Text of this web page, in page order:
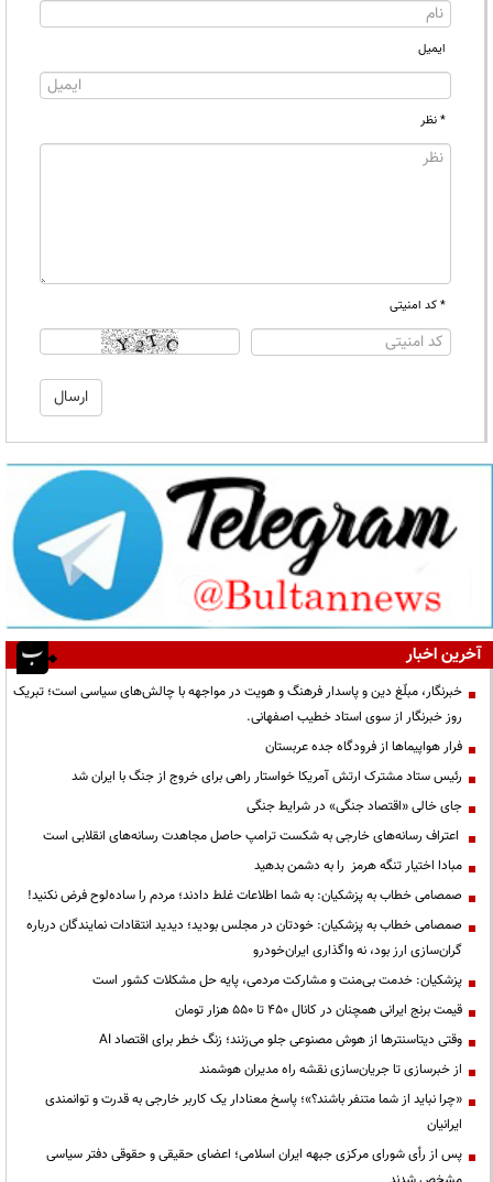
ایمیل
* نظر
* کد امنیتی
آخرین اخبار
خبرنگار، مبلّغ دین و پاسدار فرهنگ و هویت در مواجهه با چالش‌های سیاسی است؛ تبریک
روز خبرنگار از سوی استاد خطیب اصفهانی.
فرار هواپیماها از فرودگاه جده عربستان
رئیس ستاد مشترک ارتش آمریکا خواستار راهی برای خروج از جنگ با ایران شد
جای خالی «اقتصاد جنگی» در شرایط جنگی
اعتراف رسانه‌های خارجی به شکست ترامپ حاصل مجاهدت رسانه‌های انقلابی است
مبادا اختیار تنگه هرمز را به دشمن بدهید
صمصامی خطاب به پزشکیان: به شما اطلاعات غلط دادند؛ مردم را ساده‌لوح فرض نکنید!
صمصامی خطاب به پزشکیان: خودتان در مجلس بودید؛ دیدید انتقادات نمایندگان درباره
گران‌سازی ارز بود، نه واگذاری ایران‌خودرو
پزشکیان: خدمت بی‌منت و مشارکت مردمی، پایه حل مشکلات کشور است
قیمت‌ برنج ایرانی همچنان در کانال ۴۵۰ تا ۵۵۰ هزار تومان
وقتی دیتاسنترها از هوش مصنوعی جلو می‌زنند؛ زنگ خطر برای اقتصاد AI
از خبرسازی تا جریان‌سازی نقشه راه مدیران هوشمند
«چرا نباید از شما متنفر باشند؟»؛ پاسخ معنادار یک کاربر خارجی به قدرت و توانمندی
ایرانیان
پس از رأی شورای مرکزی جبهه ایران اسلامی؛ اعضای حقیقی و حقوقی دفتر سیاسی